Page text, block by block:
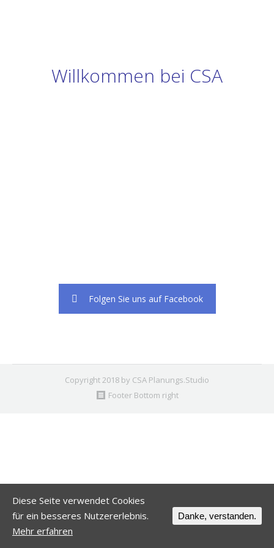
Willkommen bei CSA
Folgen Sie uns auf Facebook
Copyright 2018 by CSA Planungs.Studio
Footer Bottom right
Diese Seite verwendet Cookies
für ein besseres Nutzererlebnis.
Mehr erfahren
Danke, verstanden.